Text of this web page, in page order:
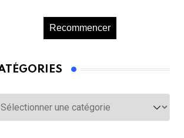
Recommencer